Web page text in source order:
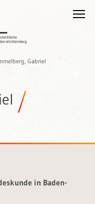
Gabriel
in Baden-